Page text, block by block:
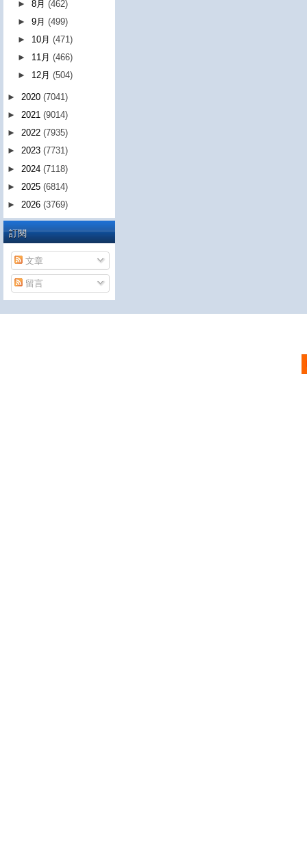
►8月(462)
►9月(499)
► 10月(471)
► 11月(466)
► 12月(504)
► 2020 (7041)
► 2021 (9014)
► 2022 (7935)
► 2023 (7731)
► 2024 (7118)
► 2025 (6814)
► 2026 (3769)
訂閱
文章
留言